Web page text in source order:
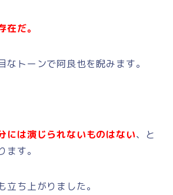
だ。
なトーンで阿良也を睨みます。
には演じられないものはない、と
す。
立ち上がりました。